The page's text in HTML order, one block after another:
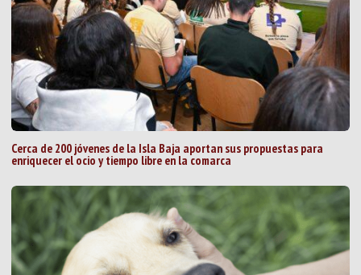
Cerca de 200 jóvenes de la Isla Baja aportan sus propuestas para
enriquecer el ocio y tiempo libre en la comarca